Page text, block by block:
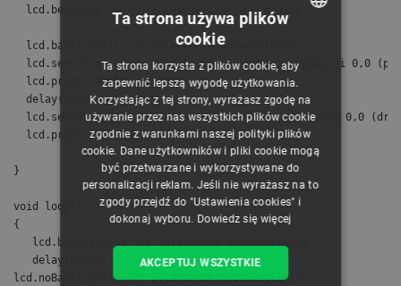
  lcd.begin(16,2);   // Inicjalizacja LCD 2x16
  lcd.backlight(); // zalaczenie podwietlenia
lcd.setCursor(0,0); // Ustawienie kursora w pozycji 0,0
  lcd.print("Hello, world!");
  delay(500);
lcd.setCursor(0,1); //Ustawienie kursora w pozycji 0,0
  lcd.print("BOTLAND.com.pl");
}
void loop()
{
   lcd.backlight(); // zalaczenie podswietlenia
   delay(5000);
lcd.noBacklight(); // wylaczenie podswietlenia
CZECH
ENGLISH
GERMAN
Ta strona używa plików
cookie
Ta strona korzysta z plików cookie, aby
zapewnić lepszą wygodę użytkowania.
Korzystając z tej strony, wyrażasz zgodę na
używanie przez nas wszystkich plików cookie
zgodnie z warunkami naszej polityki plików
cookie. Dane użytkowników i pliki cookie mogą
być przetwarzane i wykorzystywane do
personalizacji reklam. Jeśli nie wyrażasz na to
zgody przejdź do "Ustawienia cookies" i
dokonaj wyboru. Dowiedz się więcej
AKCEPTUJ WSZYSTKIE